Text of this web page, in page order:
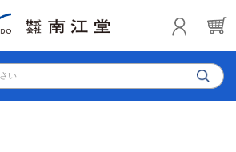
い